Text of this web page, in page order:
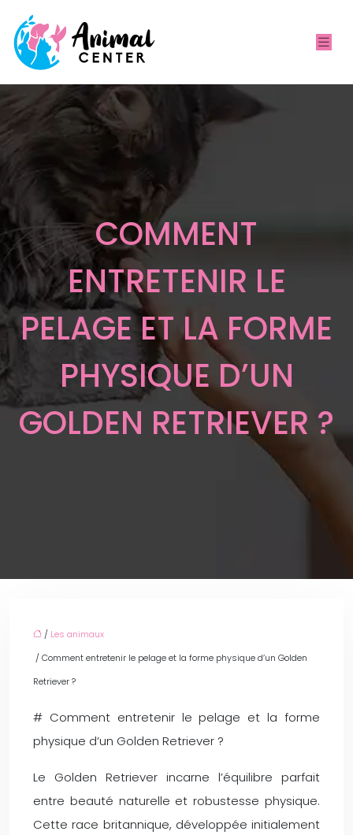
COMMENT
ENTRETENIR LE
PELAGE ET LA FORME
PHYSIQUE D’UN
GOLDEN RETRIEVER ?
/ Les animaux
/ Comment entretenir le pelage et la forme physique d’un Golden
Retriever ?
# Comment entretenir le pelage et la forme
physique d’un Golden Retriever ?
Le Golden Retriever incarne l’équilibre parfait
entre beauté naturelle et robustesse physique.
Cette race britannique, développée initialement